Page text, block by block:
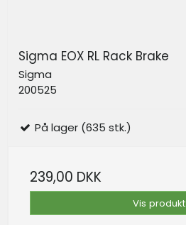
Sigma EOX RL Rack Brake
Sigma
200525
På lager (635 stk.)
239,00 DKK
Vis produkt